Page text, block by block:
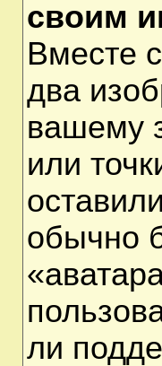
своим
Вместе
два
вашему
или
обычно
ли